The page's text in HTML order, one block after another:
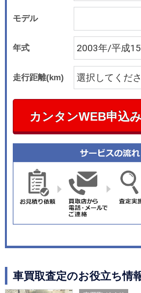
モデル
年式
走行距離(km)
カンタンWEB申込
車買取査定のお役立ち情